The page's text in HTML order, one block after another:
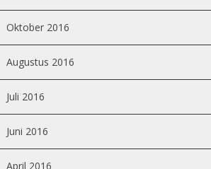
Oktober 2016
Augustus 2016
Juli 2016
Juni 2016
April 2016